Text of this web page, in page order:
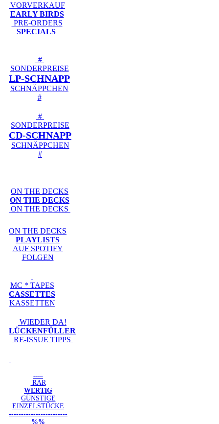
VORVERKAUF
EARLY BIRDS
PRE-ORDERS
SPECIALS
#
SONDERPREISE
LP-SCHNAPP
SCHNÄPPCHEN
#
#
SONDERPREISE
CD-SCHNAPP
SCHNÄPPCHEN
#
ON THE DECKS
ON THE DECKS
ON THE DECKS
ON THE DECKS
PLAYLISTS
AUF SPOTIFY
FOLGEN
MC * TAPES
CASSETTES
KASSETTEN
WIEDER DA!
LÜCKENFÜLLER
RE-ISSUE TIPPS
-----
RAR
WERTIG
GÜNSTIGE
EINZELSTÜCKE
------------------------
%%